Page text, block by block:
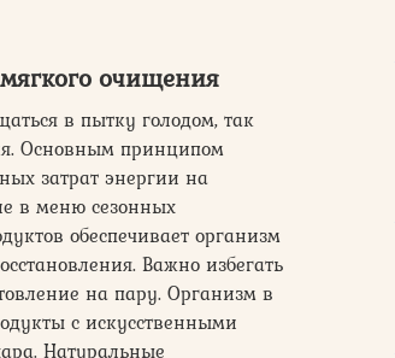
очищения
в пытку голодом, так
Основным принципом
затрат энергии на
в меню сезонных
обеспечивает организм
Важно избегать
на пару. Организм в
с искусственными
Натуральные